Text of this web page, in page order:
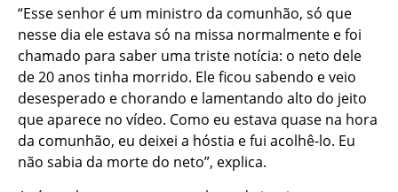
“Esse senhor é um ministro da comunhão, só que
nesse dia ele estava só na missa normalmente e foi
chamado para saber uma triste notícia: o neto dele
de 20 anos tinha morrido. Ele ficou sabendo e veio
desesperado e chorando e lamentando alto do jeito
que aparece no vídeo. Como eu estava quase na hora
da comunhão, eu deixei a hóstia e fui acolhê-lo. Eu
não sabia da morte do neto”, explica.